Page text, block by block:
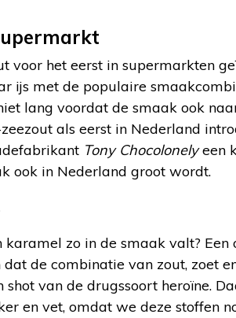
voor het eerst in supermarkten
ijs met de populaire
lang voordat de smaak ook
als eerst in Nederland
Tony Chocolonelyeen
ook in Nederland groot wordt.
zo in de smaak valt? Een
de combinatie van zout, zoet
shot van de drugssoort heroïne.
en vet, omdat we deze stoffen